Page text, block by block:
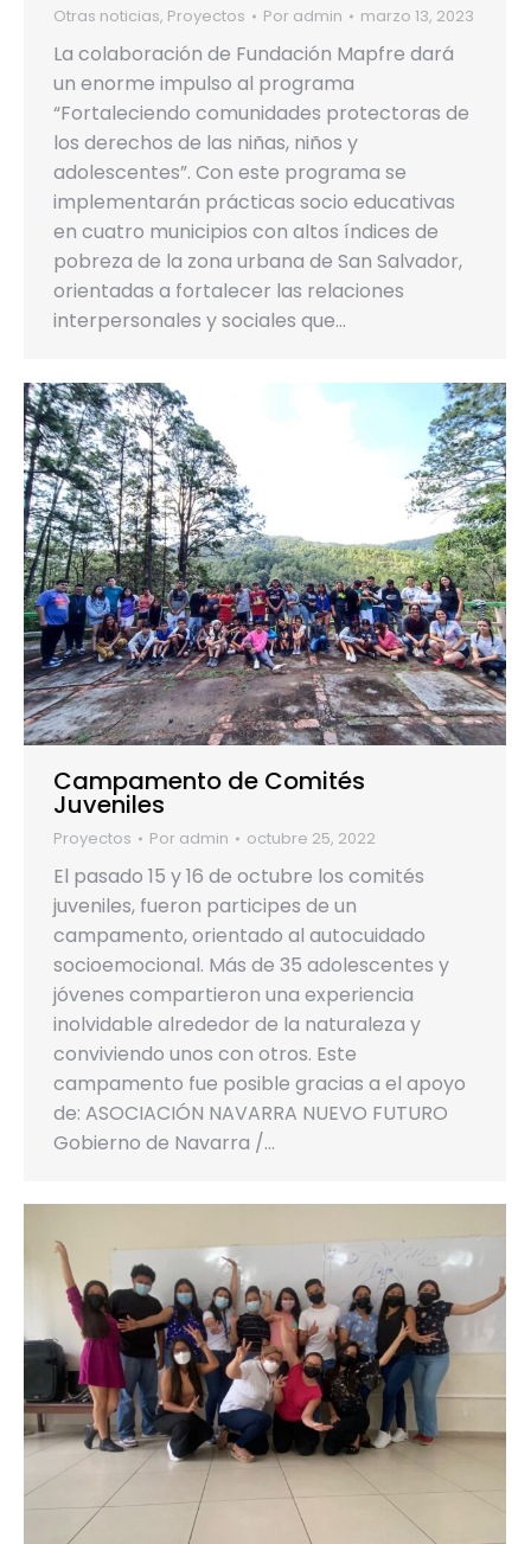
Otras noticias, Proyectos Por admin marzo 13, 2023
La colaboración de Fundación Mapfre dará
un enorme impulso al programa
“Fortaleciendo comunidades protectoras de
los derechos de las niñas, niños y
adolescentes”. Con este programa se
implementarán prácticas socio educativas
en cuatro municipios con altos índices de
pobreza de la zona urbana de San Salvador,
orientadas a fortalecer las relaciones
interpersonales y sociales que…
Campamento de Comités
Juveniles
Proyectos Por admin octubre 25, 2022
El pasado 15 y 16 de octubre los comités
juveniles, fueron participes de un
campamento, orientado al autocuidado
socioemocional. Más de 35 adolescentes y
jóvenes compartieron una experiencia
inolvidable alrededor de la naturaleza y
conviviendo unos con otros. Este
campamento fue posible gracias a el apoyo
de: ASOCIACIÓN NAVARRA NUEVO FUTURO
Gobierno de Navarra /…